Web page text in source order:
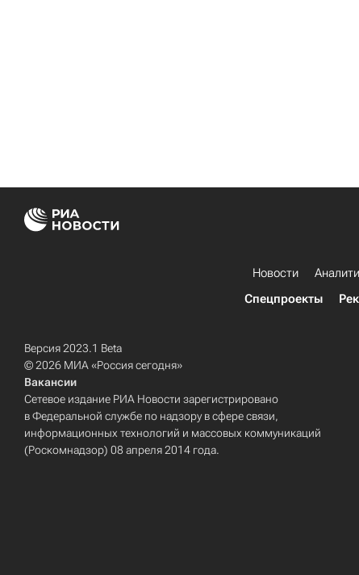
Новости
Спецпроекты
Версия 2023.1 Beta
© 2026 МИА «Россия сегодня»
Вакансии
Сетевое издание РИА Новости зарегистрировано
в Федеральной службе по надзору в сфере связи,
информационных технологий и массовых коммуникаций
(Роскомнадзор) 08 апреля 2014 года.